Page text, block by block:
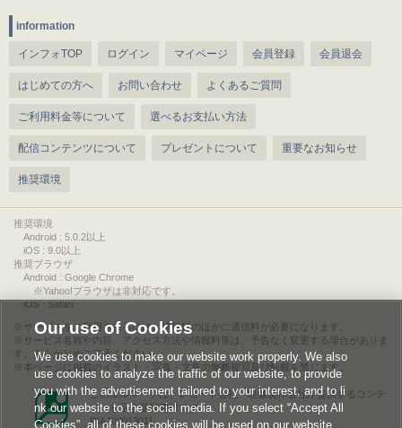
information
インフォTOP ログイン マイページ 会員登録 会員退会
はじめての方へ お問い合わせ よくあるご質問
ご利用料金等について 選べるお支払い方法
配信コンテンツについて プレゼントについて 重要なお知らせ
推奨環境
推奨環境
Android : 5.0.2以上
iOS : 9.0以上
推奨ブラウザ
Android : Google Chrome
※Yahoo!ブラウザは非対応です。
iOS : Safari
サービスをご利用されるには、情報料のほかに通信料が必要になります。
サービス名称や内容、アクセス方法や情報料等は、予告なく変更する場合がありま
す。あらかじめご了承ください。
本ページに掲載のイラスト・写真・文章の無断複写及び転載を禁じます。
このエルマークは、レコード会社・映像製作会社が提供するコンテ
ンツを示す登録商標です。
RIAJ00013011
Our use of Cookies
We use cookies to make our website work properly. We also
use cookies to analyze the traffic of our website, to provide
you with the advertisement tailored to your interest, and to li
nk our website to the social media. If you select “Accept All
Cookies”, all of these cookies will be used on our website.